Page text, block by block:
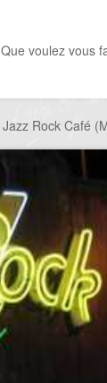
Que voulez vous
Jazz Rock Café